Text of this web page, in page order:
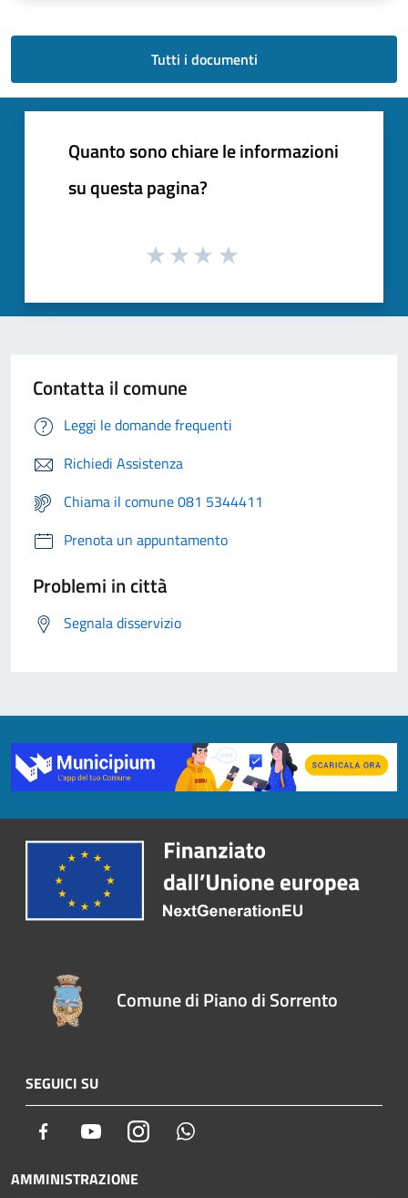
Tutti i documenti
Quanto sono chiare le informazioni
su questa pagina?
Contatta il comune
Leggi le domande frequenti
Richiedi Assistenza
Chiama il comune 081 5344411
Prenota un appuntamento
Problemi in città
Segnala disservizio
Comune di Piano di Sorrento
SEGUICI SU
Facebook YoutubeInstagram
AMMINISTRAZIONE